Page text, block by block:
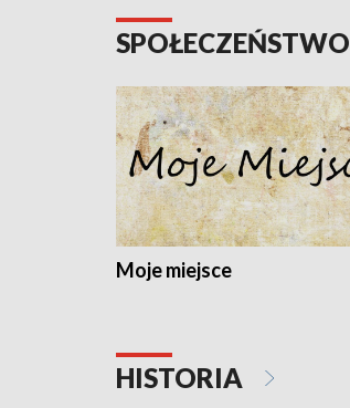
SPOŁECZEŃSTWO
Moje miejsce
HISTORIA